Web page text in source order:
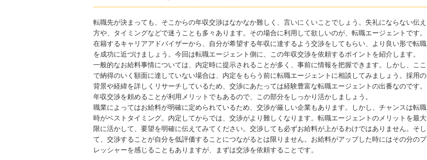
転職先が決まっても、そこからの年収交渉はなかなか難しく、言いにくいことでしょう。失礼にならない伝え
方や、タイミングなどで迷うことも多々あります。その場合に利用して欲しいのが、転職エージェントです。
在籍するキャリアアドバイザーから、自分が希望する年収に達するよう交渉をしてもらい、より良い形で転職
を成功に近づけましょう。今回は転職エージェント側に、この年収交渉を依頼するポイントを紹介します。
一般的なお給料事情については、内定時に提示されることが多く、事前に情報を把握できます。しかし、ここ
で納得のいく額面に達していない場合は、内定をもらう前に転職エージェントに相談してみましょう。採用の
背景や経緯を詳しくリサーチしているため、交渉にあたっては経験豊富な転職エージェントの出番なのです。
年収交渉を頼めることが利用メリットでもあるので、この部分をしっかり活かしましょう。
職業によってはお給料が明確に定められているため、交渉が厳しい企業もあります。しかし、チャンスは転職
時がベストタイミング。内定してからでは、交渉がより難しくなります。転職エージェントのメリットを最大
限に活かして、要望を明確に伝えてみてください。交渉しても必ずお給料が上がるわけではありません。そし
て、交渉することが自分を低評価することにつながるとは限りません。お給料がアップした時にはその分のプ
レッシャーを感じることもありますが、まずは交渉を依頼することです。